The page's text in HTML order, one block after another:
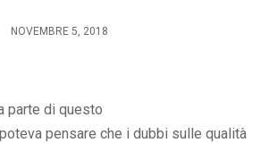
NOVEMBRE 5, 2018
parte di questo
poteva pensare che i dubbi sulle qualità